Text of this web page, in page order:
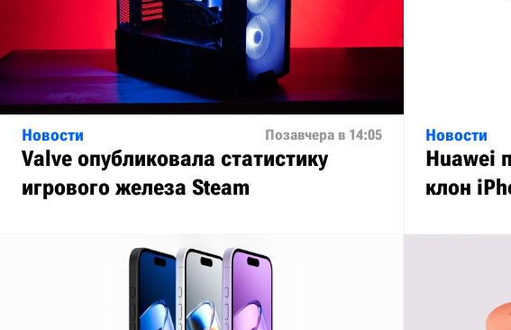
Новости Позавчера в 14:05
Valve опубликовала статистику
игрового железа Steam
Новости
Huawei
клон